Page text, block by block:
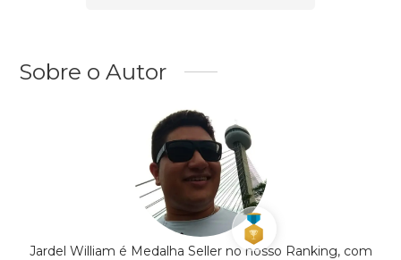
Sobre o Autor
Jardel William é Medalha Seller no nosso Ranking, com